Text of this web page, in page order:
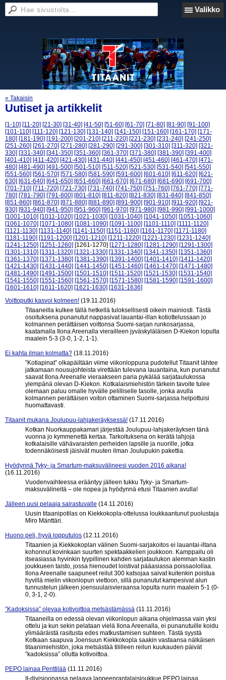
Valikko
« Takaisin
Uutiset ja artikkelit
[1-10] [11-20] [21-30] [31-40] [41-50] [51-60] [61-70] [71-80] [81-90] [91-100]
[101-110] [111-120] [121-130] [131-140] [141-150] [151-160] [161-170] [171-
180] [181-190] [191-200] [201-210] [211-220] [221-230] [231-240] [241-250]
[251-260] [261-270] [271-280] [281-290] [291-300] [301-310] [311-320] [321-
330] [331-340] [341-350] [351-360] [361-370] [371-380] [381-390] [391-400]
[401-410] [411-420] [421-430] [431-440] [441-450] [451-460] [461-470] [471-
480] [481-490] [491-500] [501-510] [511-520] [521-530] [531-540] [541-550]
[551-560] [561-570] [571-580] [581-590] [591-600] [601-610] [611-620] [621-
630] [631-640] [641-650] [651-660] [661-670] [671-680] [681-690] [691-700]
[701-710] [711-720] [721-730] [731-740] [741-750] [751-760] [761-770] [771-
780] [781-790] [791-800] [801-810] [811-820] [821-830] [831-840] [841-850]
[851-860] [861-870] [871-880] [881-890] [891-900] [901-910] [911-920] [921-
930] [931-940] [941-950] [951-960] [961-970] [971-980] [981-990] [991-1000]
[1001-1010] [1011-1020] [1021-1030] [1031-1040] [1041-1050] [1051-1060]
[1061-1070] [1071-1080] [1081-1090] [1091-1100] [1101-1110] [1111-1120]
[1121-1130] [1131-1140] [1141-1150] [1151-1160] [1161-1170] [1171-1180]
[1181-1190] [1191-1200] [1201-1210] [1211-1220] [1221-1230] [1231-1240]
[1241-1250] [1251-1260] [1261-1270] [1271-1280] [1281-1290] [1291-1300]
[1301-1310] [1311-1320] [1321-1330] [1331-1340] [1341-1350] [1351-1360]
[1361-1370] [1371-1380] [1381-1390] [1391-1400] [1401-1410] [1411-1420]
[1421-1430] [1431-1440] [1441-1450] [1451-1460] [1461-1470] [1471-1480]
[1481-1490] [1491-1500] [1501-1510] [1511-1520] [1521-1530] [1531-1540]
[1541-1550] [1551-1560] [1561-1570] [1571-1580] [1581-1590] [1591-1600]
[1601-1610] [1611-1620] [1621-1630] [1631-1636]
Voittoputki kasvoi kolmeen! (19.11.2016)
Titaaneilla kulkee tällä hetkellä tuloksellisesti oikein mainiosti. Tästä
osoituksena punanutut nappasivat lauantai-illan kotiottelussaan jo
kolmannen perättäisen voittonsa Suomi-sarjan runkosarjassa,
kaatamalla Ilona Areenalla vierailleen jyväskyläläisen D-Kiekon lopulta
maalein 5-3 (3-0, 1-2, 1-1).
Ei kahta ilman kolmatta? (18.11.2016)
”Kotiapinat” olkapäiltään viime viikonloppuna pudotellut Titaanit lähtee
jatkamaan nousujohteista virettään tulevana lauantaina, kun punanutut
saavat Ilona Areenalle vieraakseen paria pykälää sarjataulukossa
ylempänä olevan D-Kiekon. Kotkalaismiehistön tärkein tavoite tulee
olemaan paluu omalle hyvälle pelilliselle tasolle, jonka avulla
kolmannen perättäisen voiton ottaminen Suomi-sarjassa helpottuisi
huomattavasti.
Titaanit mukana Joulupuu-lahjakeräyksessä! (17.11.2016)
Kotkan Nuorkauppakamari järjestää Joulupuu-lahjakeräyksen tänä
vuonna jo kymmenettä kertaa. Tarkoituksena on kerätä lahjoja
kotkalaisille vähävaraisten perheiden lapsille ja nuorille, jotka
todennäköisesti jäisivät muuten ilman Joulupukin pakettia.
Hyödynnä Tyky- ja Smartum-maksuvälineesi vuoden 2016 aikana!
(16.11.2016)
Vuodenvaihteessa erääntyy jälleen tukku Tyky- ja Smartum-
maksuvälineitä – ole nopea ja hyödynnä etusi Titaanien avulla!
Jälleen uusi pelaaja sairastuvalle (14.11.2016)
Uusin titaanipotilas on Kiekkokopla-ottelussa loukkaantunut puolustaja
Miro Mänttäri.
Huono peli, hyvä lopputulos (12.11.2016)
Titaanien ja Kiekkokoplan välinen Suomi-sarjakoitos ei lauantai-iltana
kohonnut kovinkaan suurten spektaakkelien joukkoon. Kamppailu oli
itseasiassa hyvinkin tyypillinen kahden sarjataulukon alemman kastin
joukkueen taisto, jossa hienoudet loistivat pääasiassa poissaolollaa.
Ilona Areenalle saapuneet reilut 300 katsojaa saivat kuitenkin poistua
hyvillä mielin viikonlopun viettoon, sillä punanutut kampesivat alun
tunnustelun jälkeen joensuulaisvieraansa lopulta nurin maalein 5-1 (0-
0, 3-1, 2-0).
”Kadoksissa” olevaa kotivoittoa metsästämässä (11.11.2016)
Titaaneilla on edessä olevan viikonlopun aikana ohjelmassa vain yksi
ottelu ja kun sekin pelataan vielä Ilona Areenalla, ei punanutuille koidu
ylimääräistä rasitusta edes matkustamisen suhteen. Tästä syystä
Kotkaan saapuva Joensuun Kiekkokopla saakin vastaansa nälkäisen
titaanimiehistön, joka metsästää tililleen reilun kuukauden päivät
”kadoksissa” ollutta kotivoittoa.
PEPO lainaa Penttilää (11.11.2016)
II-divisioonassa pelaava lappeenrantalaisjoukkue PEPO lainaa